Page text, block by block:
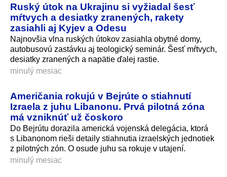
Ruský útok na Ukrajinu si vyžiadal šesť
mŕtvych a desiatky zranených, rakety
zasiahli aj Kyjev a Odesu
Najnovšia vlna ruských útokov zasiahla obytné domy,
autobusovú zastávku aj teologický seminár. Šesť mŕtvych,
desiatky zranených a napätie ďalej rastie.
minulý mesiac
Američania rokujú v Bejrúte o stiahnutí
Izraela z juhu Libanonu. Prvá pilotná zóna
má vzniknúť už čoskoro
Do Bejrútu dorazila americká vojenská delegácia, ktorá
s Libanonom rieši detaily stiahnutia izraelských jednotiek
z pilotných zón. O osude juhu sa rokuje v utajení.
minulý mesiac